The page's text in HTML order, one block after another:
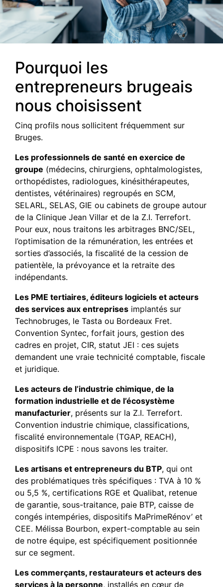
Pourquoi les
entrepreneurs brugeais
nous choisissent
Cinq profils nous sollicitent fréquemment sur
Bruges.
Les professionnels de santé en exercice de
groupe (médecins, chirurgiens, ophtalmologistes,
orthopédistes, radiologues, kinésithérapeutes,
dentistes, vétérinaires) regroupés en SCM,
SELARL, SELAS, GIE ou cabinets de groupe autour
de la Clinique Jean Villar et de la Z.I. Terrefort.
Pour eux, nous traitons les arbitrages BNC/SEL,
l’optimisation de la rémunération, les entrées et
sorties d’associés, la fiscalité de la cession de
patientèle, la prévoyance et la retraite des
indépendants.
Les PME tertiaires, éditeurs logiciels et acteurs
des services aux entreprises implantés sur
Technobruges, le Tasta ou Bordeaux Fret.
Convention Syntec, forfait jours, gestion des
cadres en projet, CIR, statut JEI : ces sujets
demandent une vraie technicité comptable, fiscale
et juridique.
Les acteurs de l’industrie chimique, de la
formation industrielle et de l’écosystème
manufacturier, présents sur la Z.I. Terrefort.
Convention industrie chimique, classifications,
fiscalité environnementale (TGAP, REACH),
dispositifs ICPE : nous savons les traiter.
Les artisans et entrepreneurs du BTP, qui ont
des problématiques très spécifiques : TVA à 10 %
ou 5,5 %, certifications RGE et Qualibat, retenue
de garantie, sous-traitance, paie BTP, caisse de
congés intempéries, dispositifs MaPrimeRénov’ et
CEE. Mélissa Bourbon, expert-comptable au sein
de notre équipe, est spécifiquement positionnée
sur ce segment.
Les commerçants, restaurateurs et acteurs des
services à la personne, installés en cœur de